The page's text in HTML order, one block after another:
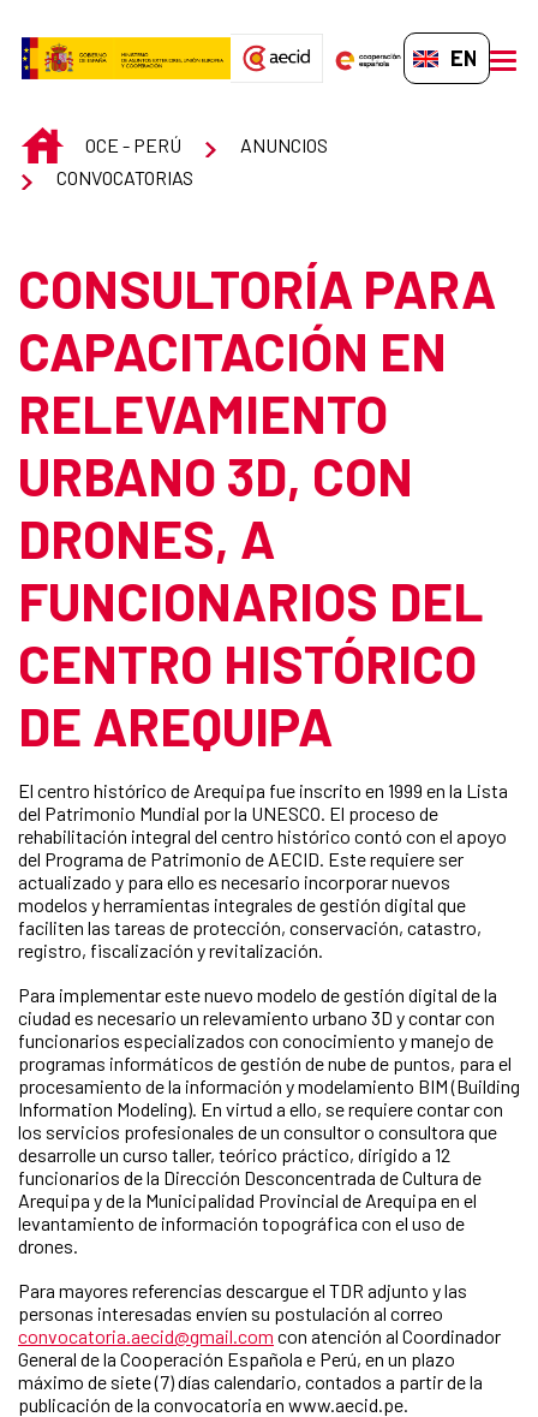
EN-GB
INICIOOCE - PERÚ
ANUNCIOS
CONVOCATORIAS
CONSULTORÍA PARA
CAPACITACIÓN EN
RELEVAMIENTO
URBANO 3D, CON
DRONES, A
FUNCIONARIOS DEL
CENTRO HISTÓRICO
DE AREQUIPA
El centro histórico de Arequipa fue inscrito en 1999 en la Lista
del Patrimonio Mundial por la UNESCO. El proceso de
rehabilitación integral del centro histórico contó con el apoyo
del Programa de Patrimonio de AECID. Este requiere ser
actualizado y para ello es necesario incorporar nuevos
modelos y herramientas integrales de gestión digital que
faciliten las tareas de protección, conservación, catastro,
registro, fiscalización y revitalización.
Para implementar este nuevo modelo de gestión digital de la
ciudad es necesario un relevamiento urbano 3D y contar con
funcionarios especializados con conocimiento y manejo de
programas informáticos de gestión de nube de puntos, para el
procesamiento de la información y modelamiento BIM (Building
Information Modeling). En virtud a ello, se requiere contar con
los servicios profesionales de un consultor o consultora que
desarrolle un curso taller, teórico práctico, dirigido a 12
funcionarios de la Dirección Desconcentrada de Cultura de
Arequipa y de la Municipalidad Provincial de Arequipa en el
levantamiento de información topográfica con el uso de
drones.
Para mayores referencias descargue el TDR adjunto y las
personas interesadas envíen su postulación al correo
convocatoria.aecid@gmail.com con atención al Coordinador
General de la Cooperación Española e Perú, en un plazo
máximo de siete (7) días calendario, contados a partir de la
publicación de la convocatoria en www.aecid.pe.